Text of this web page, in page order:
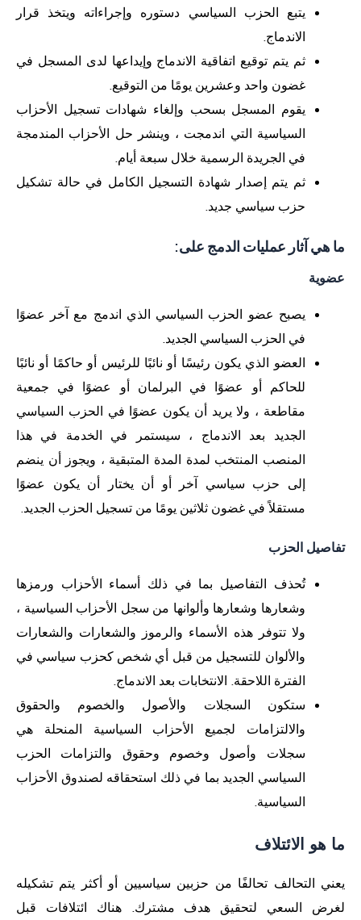
يتبع الحزب السياسي دستوره وإجراءاته ويتخذ قرار
الاندماج.
ثم يتم توقيع اتفاقية الاندماج وإيداعها لدى المسجل في
غضون واحد وعشرين يومًا من التوقيع.
يقوم المسجل بسحب وإلغاء شهادات تسجيل الأحزاب
السياسية التي اندمجت ، وينشر حل الأحزاب المندمجة
في الجريدة الرسمية خلال سبعة أيام.
ثم يتم إصدار شهادة التسجيل الكامل في حالة تشكيل
حزب سياسي جديد.
ما هي آثار عمليات الدمج على:
عضوية
يصبح عضو الحزب السياسي الذي اندمج مع آخر عضوًا
في الحزب السياسي الجديد.
العضو الذي يكون رئيسًا أو نائبًا للرئيس أو حاكمًا أو نائبًا
للحاكم أو عضوًا في البرلمان أو عضوًا في جمعية
مقاطعة ، ولا يريد أن يكون عضوًا في الحزب السياسي
الجديد بعد الاندماج ، سيستمر في الخدمة في هذا
المنصب المنتخب لمدة المدة المتبقية ، ويجوز أن ينضم
إلى حزب سياسي آخر أو أن يختار أن يكون عضوًا
مستقلاً في غضون ثلاثين يومًا من تسجيل الحزب الجديد.
تفاصيل الحزب
تُحذف التفاصيل بما في ذلك أسماء الأحزاب ورمزها
وشعارها وشعارها وألوانها من سجل الأحزاب السياسية ،
ولا تتوفر هذه الأسماء والرموز والشعارات والشعارات
والألوان للتسجيل من قبل أي شخص كحزب سياسي في
الفترة اللاحقة. الانتخابات بعد الاندماج.
ستكون السجلات والأصول والخصوم والحقوق
والالتزامات لجميع الأحزاب السياسية المنحلة هي
سجلات وأصول وخصوم وحقوق والتزامات الحزب
السياسي الجديد بما في ذلك استحقاقه لصندوق الأحزاب
السياسية.
ما هو الائتلاف
يعني التحالف تحالفًا من حزبين سياسيين أو أكثر يتم تشكيله
لغرض السعي لتحقيق هدف مشترك. هناك ائتلافات قبل